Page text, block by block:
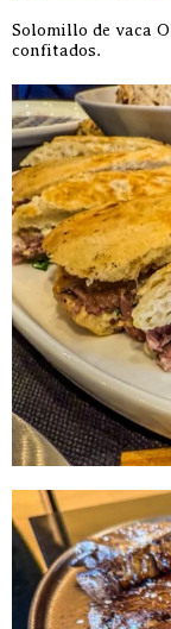
Solomillo de vaca
confitados.